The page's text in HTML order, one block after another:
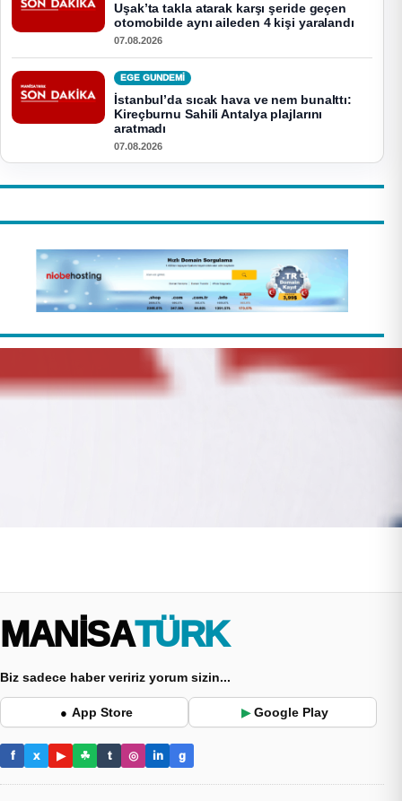
Uşak’ta takla atarak karşı şeride geçen
otomobilde aynı aileden 4 kişi yaralandı
07.08.2026
EGE GUNDEMİ
İstanbul’da sıcak hava ve nem bunalttı:
Kireçburnu Sahili Antalya plajlarını
aratmadı
07.08.2026
MANİSA TÜRK
Biz sadece haber veririz yorum sizin...
● App Store ▶ Google Play
f x ▶ ☘ t ◎ in g